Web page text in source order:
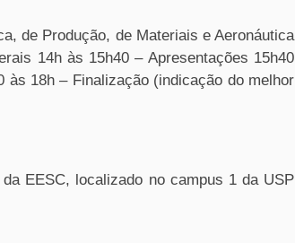
de Produção, de Materiais e Aeronáutica
14h às 15h40 – Apresentações 15h40
às 18h – Finalização (indicação do melhor
EESC, localizado no campus 1 da USP